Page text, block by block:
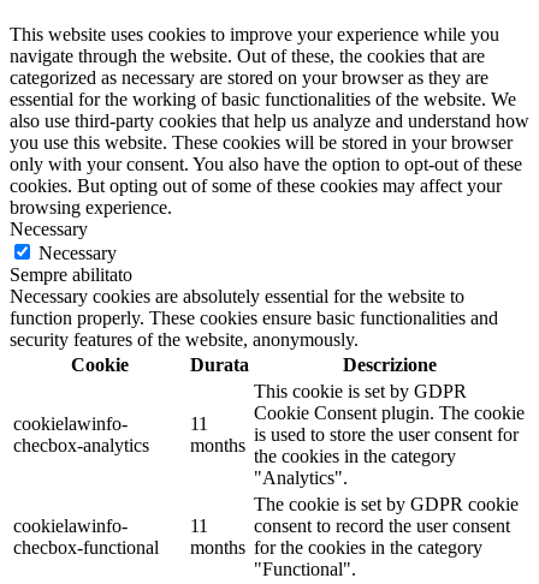
This website uses cookies to improve your experience while you
navigate through the website. Out of these, the cookies that are
categorized as necessary are stored on your browser as they are
essential for the working of basic functionalities of the website. We
also use third-party cookies that help us analyze and understand how
you use this website. These cookies will be stored in your browser
only with your consent. You also have the option to opt-out of these
cookies. But opting out of some of these cookies may affect your
browsing experience.
Necessary
Necessary
Sempre abilitato
Necessary cookies are absolutely essential for the website to
function properly. These cookies ensure basic functionalities and
security features of the website, anonymously.
Cookie
Durata Descrizione
cookielawinfo-
checbox-analytics
11
months
This cookie is set by GDPR
Cookie Consent plugin. The cookie
is used to store the user consent for
the cookies in the category
"Analytics".
cookielawinfo-
checbox-functional
11
months
The cookie is set by GDPR cookie
consent to record the user consent
for the cookies in the category
"Functional".